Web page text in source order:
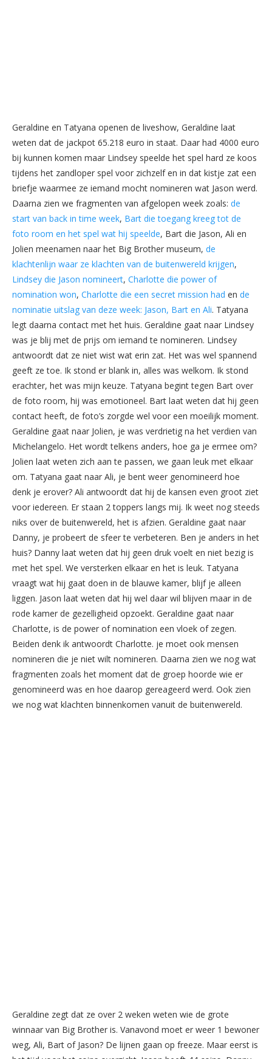
Geraldine en Tatyana openen de liveshow, Geraldine laat
weten dat de jackpot 65.218 euro in staat. Daar had 4000 euro
bij kunnen komen maar Lindsey speelde het spel hard ze koos
tijdens het zandloper spel voor zichzelf en in dat kistje zat een
briefje waarmee ze iemand mocht nomineren wat Jason werd.
Daarna zien we fragmenten van afgelopen week zoals: de
start van back in time week, Bart die toegang kreeg tot de
foto room en het spel wat hij speelde, Bart die Jason, Ali en
Jolien meenamen naar het Big Brother museum, de
klachtenlijn waar ze klachten van de buitenwereld krijgen,
Lindsey die Jason nomineert, Charlotte die power of
nomination won, Charlotte die een secret mission had en de
nominatie uitslag van deze week: Jason, Bart en Ali. Tatyana
legt daarna contact met het huis. Geraldine gaat naar Lindsey
was je blij met de prijs om iemand te nomineren. Lindsey
antwoordt dat ze niet wist wat erin zat. Het was wel spannend
geeft ze toe. Ik stond er blank in, alles was welkom. Ik stond
erachter, het was mijn keuze. Tatyana begint tegen Bart over
de foto room, hij was emotioneel. Bart laat weten dat hij geen
contact heeft, de foto’s zorgde wel voor een moeilijk moment.
Geraldine gaat naar Jolien, je was verdrietig na het verdien van
Michelangelo. Het wordt telkens anders, hoe ga je ermee om?
Jolien laat weten zich aan te passen, we gaan leuk met elkaar
om. Tatyana gaat naar Ali, je bent weer genomineerd hoe
denk je erover? Ali antwoordt dat hij de kansen even groot ziet
voor iedereen. Er staan 2 toppers langs mij. Ik weet nog steeds
niks over de buitenwereld, het is afzien. Geraldine gaat naar
Danny, je probeert de sfeer te verbeteren. Ben je anders in het
huis? Danny laat weten dat hij geen druk voelt en niet bezig is
met het spel. We versterken elkaar en het is leuk. Tatyana
vraagt wat hij gaat doen in de blauwe kamer, blijf je alleen
liggen. Jason laat weten dat hij wel daar wil blijven maar in de
rode kamer de gezelligheid opzoekt. Geraldine gaat naar
Charlotte, is de power of nomination een vloek of zegen.
Beiden denk ik antwoordt Charlotte. je moet ook mensen
nomineren die je niet wilt nomineren. Daarna zien we nog wat
fragmenten zoals het moment dat de groep hoorde wie er
genomineerd was en hoe daarop gereageerd werd. Ook zien
we nog wat klachten binnenkomen vanuit de buitenwereld.
Geraldine zegt dat ze over 2 weken weten wie de grote
winnaar van Big Brother is. Vanavond moet er weer 1 bewoner
weg, Ali, Bart of Jason? De lijnen gaan op freeze. Maar eerst is